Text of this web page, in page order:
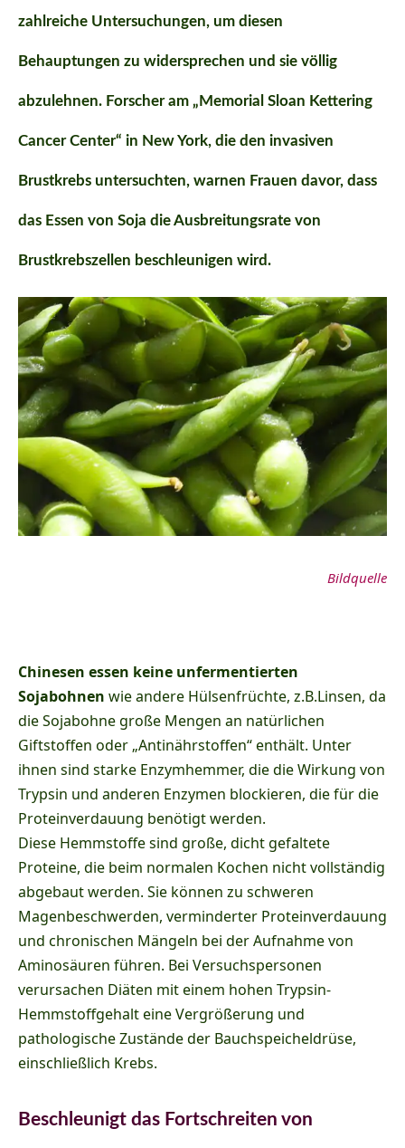
zahlreiche Untersuchungen, um diesen
Behauptungen zu widersprechen und sie völlig
abzulehnen. Forscher am „Memorial Sloan Kettering
Cancer Center“ in New York, die den invasiven
Brustkrebs untersuchten, warnen Frauen davor, dass
das Essen von Soja die Ausbreitungsrate von
Brustkrebszellen beschleunigen wird.
Bildquelle
Chinesen essen keine unfermentierten
Sojabohnen wie andere Hülsenfrüchte, z.B.Linsen, da
die Sojabohne große Mengen an natürlichen
Giftstoffen oder „Antinährstoffen“ enthält. Unter
ihnen sind starke Enzymhemmer, die die Wirkung von
Trypsin und anderen Enzymen blockieren, die für die
Proteinverdauung benötigt werden.
Diese Hemmstoffe sind große, dicht gefaltete
Proteine, die beim normalen Kochen nicht vollständig
abgebaut werden. Sie können zu schweren
Magenbeschwerden, verminderter Proteinverdauung
und chronischen Mängeln bei der Aufnahme von
Aminosäuren führen. Bei Versuchspersonen
verursachen Diäten mit einem hohen Trypsin-
Hemmstoffgehalt eine Vergrößerung und
pathologische Zustände der Bauchspeicheldrüse,
einschließlich Krebs.
Beschleunigt das Fortschreiten von